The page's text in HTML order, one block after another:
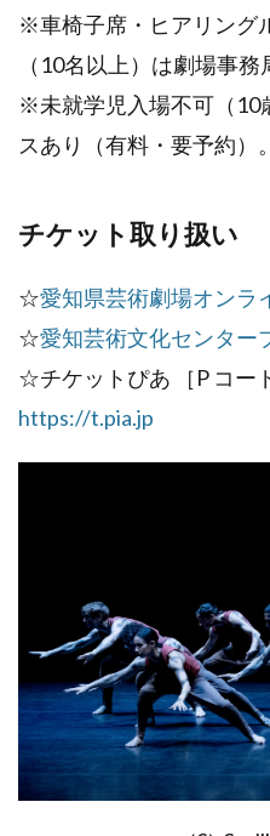
※車椅子席・ヒアリング
（10名以上）は劇場事務
※未就学児入場不可（10
スあり（有料・要予約）。
チケット取り扱い
☆愛知県芸術劇場オンラ
☆愛知芸術文化センター
☆チケットぴあ ［P コー
https://t.pia.jp